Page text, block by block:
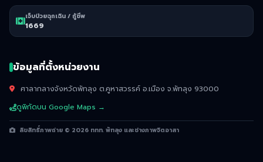
เจ็บป่วยฉุกเฉิน / กู้ชีพ
1669
ข้อมูลที่ตั้งหน่วยงาน
ศาลากลางจังหวัดพัทลุง ต.คูหาสวรรค์ อ.เมือง จ.พัทลุง 93000
ดูพิกัดบน Google Maps →
ลิขสิทธิ์ภาพถ่าย © 2026 ททท. พัทลุง และช่างภาพจิตอาสา